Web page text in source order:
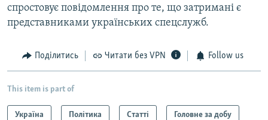
спростовує повідомлення про те, що затримані є
представниками українських спецслужб.
Поділитись Читати без VPN Follow us
This item is part of
Україна Політика Статті Головне за добу